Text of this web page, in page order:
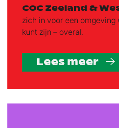
COC Zeeland &
zich in voor een
kunt zijn – overal.
Lees meer